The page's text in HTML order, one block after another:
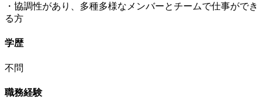
・協調性があり、多種多様なメンバーとチームで仕事ができ
る方
学歴
不問
職務経験